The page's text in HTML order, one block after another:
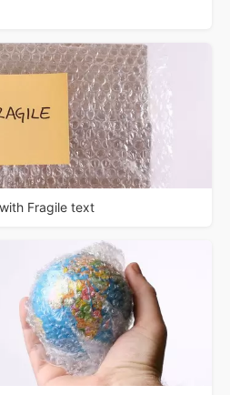
Fragile text